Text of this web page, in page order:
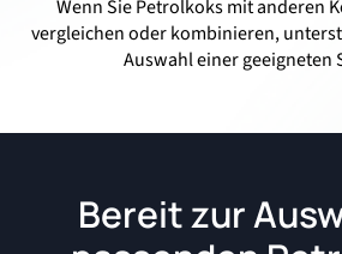
Wenn Sie Petrolkoks mit anderen
vergleichen oder kombinieren,
Auswahl einer geeigneten
Bereit zur